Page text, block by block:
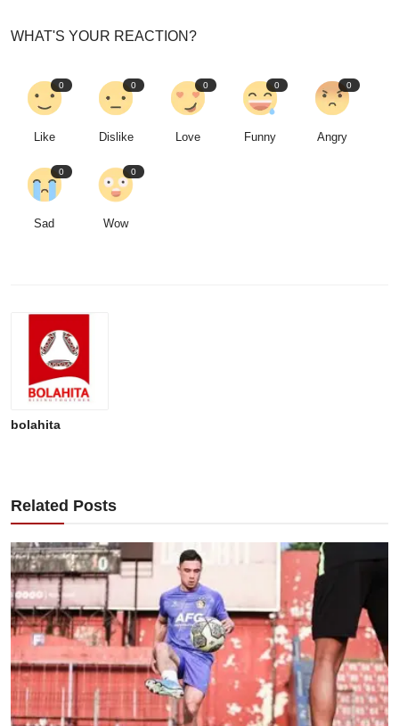
WHAT'S YOUR REACTION?
0
Like
0
Dislike
0
Love
0
Funny
0
Angry
0
Sad
0
Wow
bolahita
Related Posts